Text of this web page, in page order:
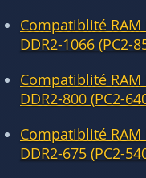
Compatiblité RAM
DDR2-1066 (PC2-
Compatiblité RAM
DDR2-800 (PC2-
Compatiblité RAM
DDR2-675 (PC2-